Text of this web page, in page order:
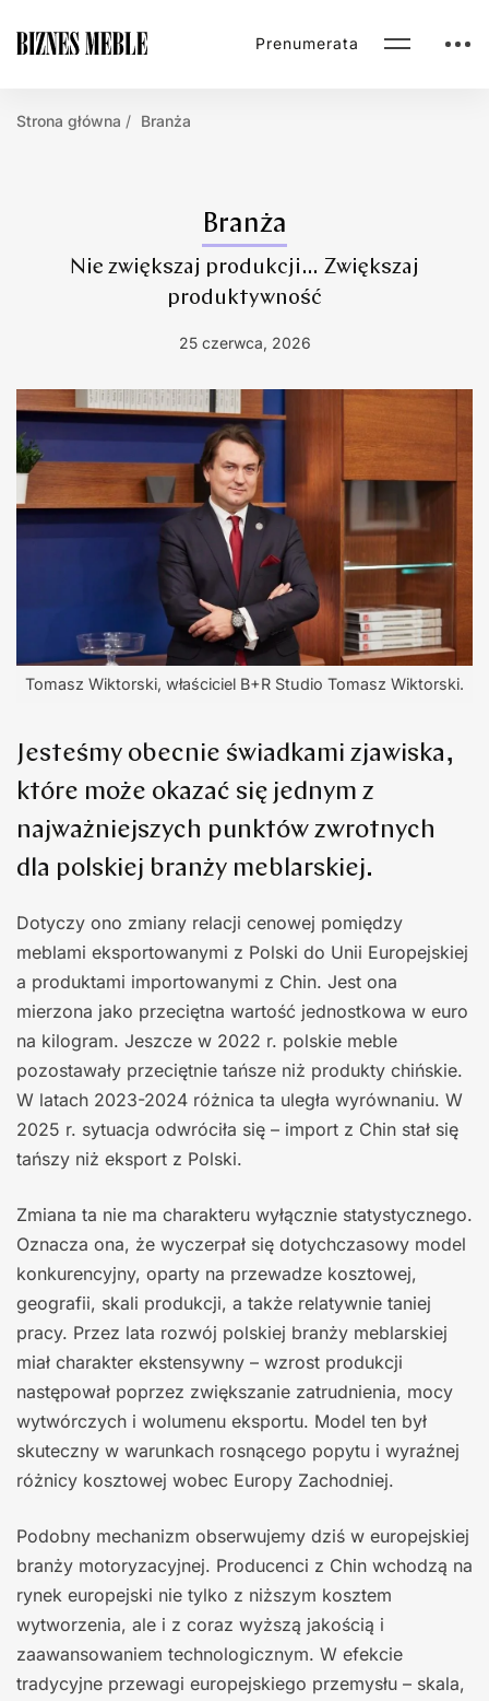
Prenumerata
Strona główna Branża
Branża
Nie zwiększaj produkcji… Zwiększaj
produktywność
25 czerwca, 2026
Tomasz Wiktorski, właściciel B+R Studio Tomasz Wiktorski.
Jesteśmy obecnie świadkami zjawiska,
które może okazać się jednym z
najważniejszych punktów zwrotnych
dla polskiej branży meblarskiej.
Dotyczy ono zmiany relacji cenowej pomiędzy
meblami eksportowanymi z Polski do Unii Europejskiej
a produktami importowanymi z Chin. Jest ona
mierzona jako przeciętna wartość jednostkowa w euro
na kilogram. Jeszcze w 2022 r. polskie meble
pozostawały przeciętnie tańsze niż produkty chińskie.
W latach 2023-2024 różnica ta uległa wyrównaniu. W
2025 r. sytuacja odwróciła się – import z Chin stał się
tańszy niż eksport z Polski.
Zmiana ta nie ma charakteru wyłącznie statystycznego.
Oznacza ona, że wyczerpał się dotychczasowy model
konkurencyjny, oparty na przewadze kosztowej,
geografii, skali produkcji, a także relatywnie taniej
pracy. Przez lata rozwój polskiej branży meblarskiej
miał charakter ekstensywny – wzrost produkcji
następował poprzez zwiększanie zatrudnienia, mocy
wytwórczych i wolumenu eksportu. Model ten był
skuteczny w warunkach rosnącego popytu i wyraźnej
różnicy kosztowej wobec Europy Zachodniej.
Podobny mechanizm obserwujemy dziś w europejskiej
branży motoryzacyjnej. Producenci z Chin wchodzą na
rynek europejski nie tylko z niższym kosztem
wytworzenia, ale i z coraz wyższą jakością i
zaawansowaniem technologicznym. W efekcie
tradycyjne przewagi europejskiego przemysłu – skala,